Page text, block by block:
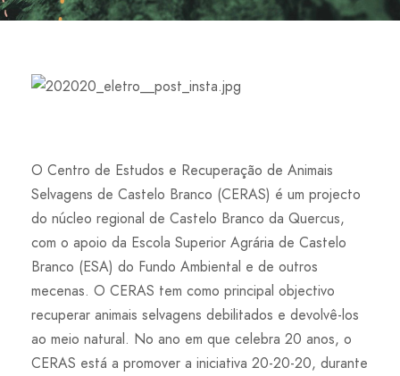
O Centro de Estudos e Recuperação de Animais
Selvagens de Castelo Branco (CERAS) é um projecto
do núcleo regional de Castelo Branco da Quercus,
com o apoio da Escola Superior Agrária de Castelo
Branco (ESA) do Fundo Ambiental e de outros
mecenas. O CERAS tem como principal objectivo
recuperar animais selvagens debilitados e devolvê-los
ao meio natural. No ano em que celebra 20 anos, o
CERAS está a promover a iniciativa 20-20-20, durante